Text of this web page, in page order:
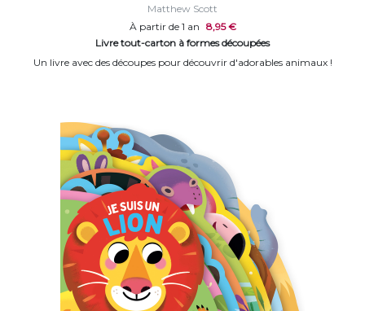
Matthew Scott
À partir de 1 an 8,95 €
Livre tout-carton à formes découpées
Un livre avec des découpes pour découvrir d'adorables animaux !